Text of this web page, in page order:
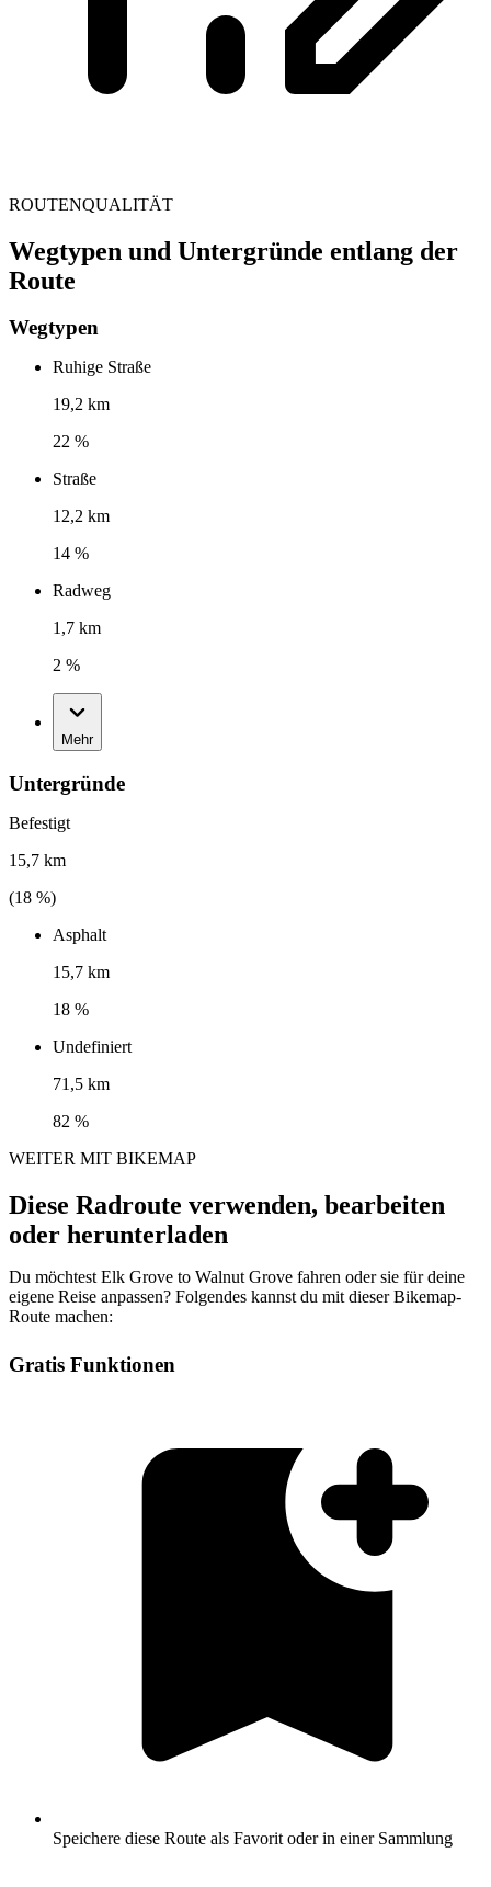
ROUTENQUALITÄT
Wegtypen und Untergründe entlang der
Route
Wegtypen
Ruhige Straße
19,2 km
22 %
Straße
12,2 km
14 %
Radweg
1,7 km
2 %
Mehr
Untergründe
Befestigt
15,7 km
(18 %)
Asphalt
15,7 km
18 %
Undefiniert
71,5 km
82 %
WEITER MIT BIKEMAP
Diese Radroute verwenden, bearbeiten
oder herunterladen
Du möchtest Elk Grove to Walnut Grove fahren oder sie für deine
eigene Reise anpassen? Folgendes kannst du mit dieser Bikemap-
Route machen:
Gratis Funktionen
Speichere diese Route als Favorit oder in einer Sammlung